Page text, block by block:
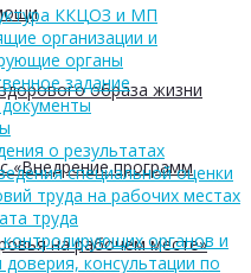
образа жизни
«Внедрение программ
на рабочем месте»
ККЦОЗ и МП
организации и
органы
задание
о результатах
специальной оценки
труда на рабочих местах
труда
органов и
консультации по